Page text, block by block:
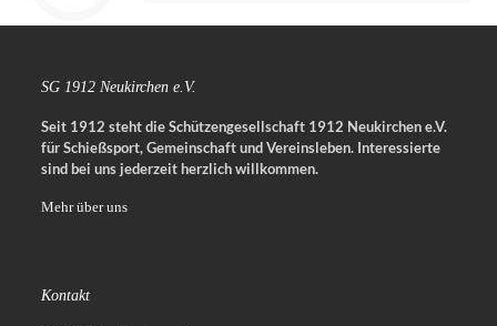
SG 1912 Neukirchen e.V.
Seit 1912 steht die Schützengesellschaft 1912 Neukirchen e.V.
für Schießsport, Gemeinschaft und Vereinsleben. Interessierte
sind bei uns jederzeit herzlich willkommen.
Mehr über uns
Kontakt